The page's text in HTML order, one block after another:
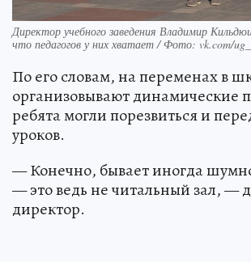
Директор учебного заведения Владимир
что педагогов у них хватает / Фото: vk.com/
По его словам, на переменах в
организовывают динамические
ребята могли порезвиться и
уроков.
— Конечно, бывает иногда
— это ведь не читальный зал, —
директор.